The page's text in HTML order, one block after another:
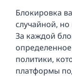
Блокировка
случайной, но
За каждой
политики,
платформы